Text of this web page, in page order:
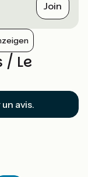
Join
/ Le
avis.